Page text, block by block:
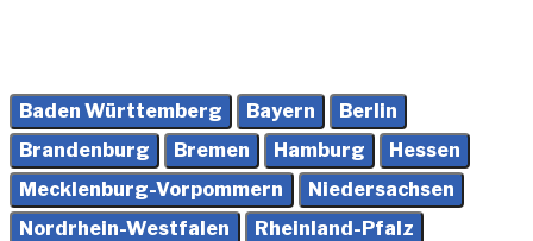
Baden Württemberg Bayern
Berlin
Brandenburg
Bremen Hamburg
Hessen
Mecklenburg-Vorpommern
Niedersachsen
Nordrhein-Westfalen
Rheinland-Pfalz